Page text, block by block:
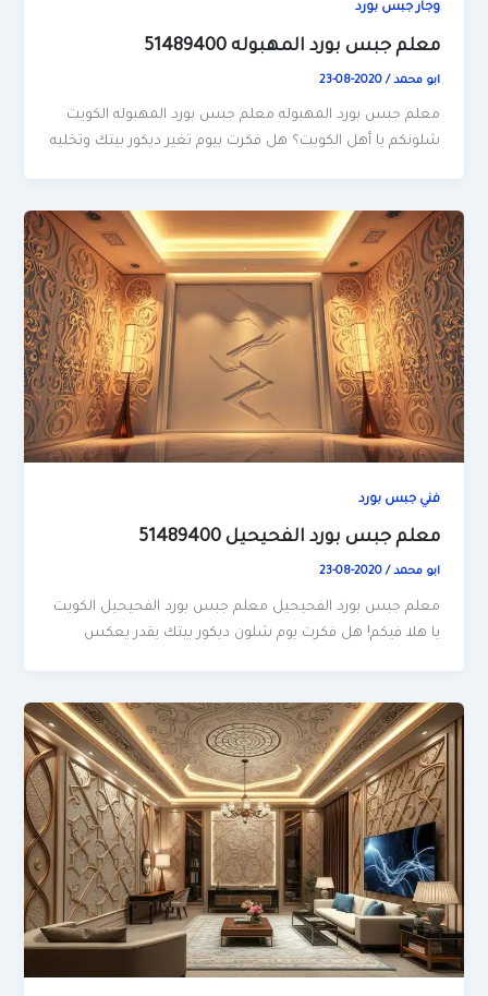
وجار جبس بورد
معلم جبس بورد المهبوله 51489400
ابو محمد/
2020-08-23
معلم جبس بورد المهبوله معلم جبس بورد المهبوله الكويت
شلونكم يا أهل الكويت؟ هل فكرت بيوم تغير ديكور بيتك وتخليه
فني جبس بورد
معلم جبس بورد الفحيحيل 51489400
ابو محمد/
2020-08-23
معلم جبس بورد الفحيحيل معلم جبس بورد الفحيحيل الكويت
يا هلا فيكم! هل فكرت يوم شلون ديكور بيتك يقدر يعكس